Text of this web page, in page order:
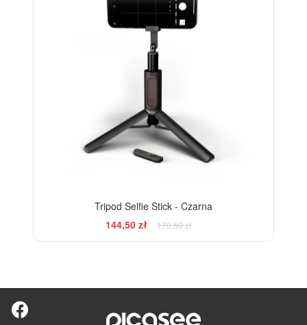
Tripod Selfie Stick - Czarna
144,50 zł
170,50 zł